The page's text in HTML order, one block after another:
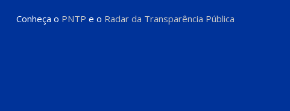
Conheça o PNTP e o Radar da Transparência Pública